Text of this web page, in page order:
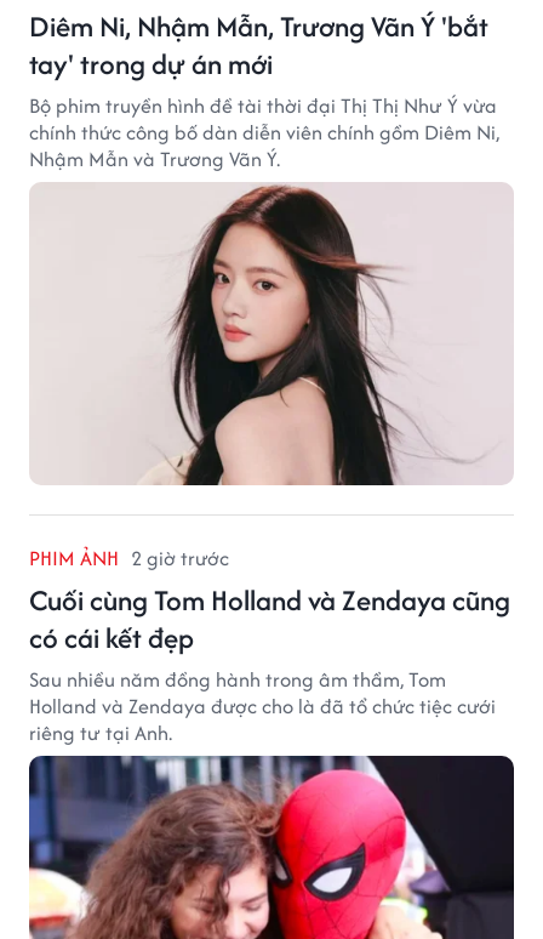
Diêm Ni, Nhậm Mẫn, Trương Vãn Ý 'bắt
tay' trong dự án mới
Bộ phim truyền hình đề tài thời đại Thị Thị Như Ý vừa
chính thức công bố dàn diễn viên chính gồm Diêm Ni,
Nhậm Mẫn và Trương Vãn Ý.
PHIM ẢNH 2 giờ trước
Cuối cùng Tom Holland và Zendaya cũng
có cái kết đẹp
Sau nhiều năm đồng hành trong âm thầm, Tom
Holland và Zendaya được cho là đã tổ chức tiệc cưới
riêng tư tại Anh.